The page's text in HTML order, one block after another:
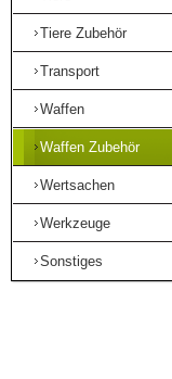
Tiere Zubehör
Transport
Waffen
Waffen Zubehör
Wertsachen
Werkzeuge
Sonstiges